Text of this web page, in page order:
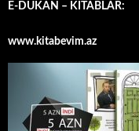
E-DÜKAN – KİTABLAR:
www.kitabevim.az